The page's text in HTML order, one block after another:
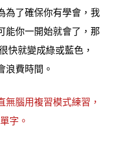
為了確保你有學會，我
能你一開始就會了，那
快就變成綠或藍色，
浪費時間。
無腦用複習模式練習，
字。